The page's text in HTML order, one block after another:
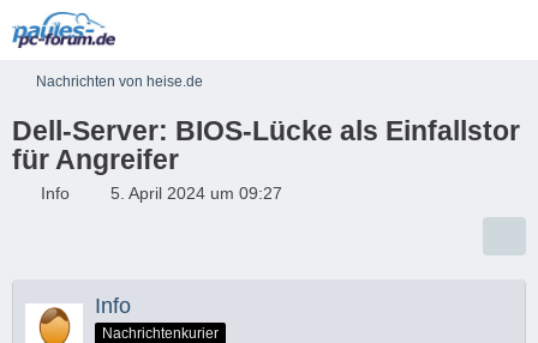
Nachrichten von heise.de
Dell-Server: BIOS-Lücke als Einfallstor
für Angreifer
Info 5. April 2024 um 09:27
Info
Nachrichtenkurier